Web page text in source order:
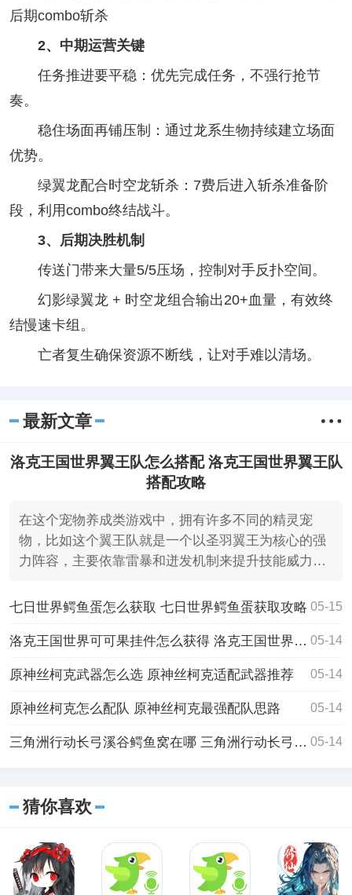
后期combo斩杀
2、中期运营关键
任务推进要平稳：优先完成任务，不强行抢节
奏。
稳住场面再铺压制：通过龙系生物持续建立场面
优势。
绿翼龙配合时空龙斩杀：7费后进入斩杀准备阶
段，利用combo终结战斗。
3、后期决胜机制
传送门带来大量5/5压场，控制对手反扑空间。
幻影绿翼龙 + 时空龙组合输出20+血量，有效终
结慢速卡组。
亡者复生确保资源不断线，让对手难以清场。
最新文章
洛克王国世界翼王队怎么搭配 洛克王国世界翼王队
搭配攻略
在这个宠物养成类游戏中，拥有许多不同的精灵宠
物，比如这个翼王队就是一个以圣羽翼王为核心的强
力阵容，主要依靠雷暴和迸发机制来提升技能威力，
七日世界鳄鱼蛋怎么获取 七日世界鳄鱼蛋获取攻略 05-15
洛克王国世界可可果挂件怎么获得 洛克王国世界可可果挂件获取攻略 05-14
原神丝柯克武器怎么选 原神丝柯克适配武器推荐 05-14
原神丝柯克怎么配队 原神丝柯克最强配队思路 05-14
三角洲行动长弓溪谷鳄鱼窝在哪 三角洲行动长弓溪谷鳄鱼窝位置 05-14
猜你喜欢